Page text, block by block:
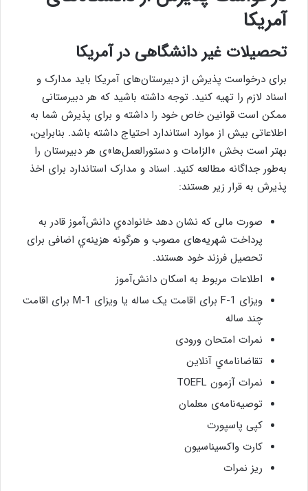
آمریکا
تحصيلات غير دانشگاهی در آمریکا
برای درخواست پذیرش از دبیرستان‌‌های آمریکا باید مدارک و
اسناد لازم را تهیه کنید. توجه داشته باشید که هر دبیرستانی
ممکن است قوانین خاص خود را داشته و برای پذیرش شما به
اطلاعاتی بیش از موارد استاندارد احتیاج داشته باشد. بنابراین،
بهتر است بخش «الزامات و دستورالعمل‌ها»ی هر دبیرستان را
به‌طور جداگانه مطالعه کنید. اسناد و مدارک استاندارد برای اخذ
پذیرش به قرار زیر هستند:
صورت مالی که نشان دهد خانواده‌ي دانش‌آموز قادر به
پرداخت شهریه‌های مصوب و هرگونه هزینه‌ي اضافی برای
تحصیل فرزند خود هستند.
اطلاعات مربوط به اسکان دانش‌آموز
ویزای F-1 برای اقامت یک ساله یا ویزای M-1 برای اقامت
چند ساله
نمرات امتحان ورودی
تقاضانامه‌ي آنلاین
نمرات آزمون TOEFL
توصیه‌نامه‌ی معلمان
کپی پاسپورت
کارت واکسیناسیون
ریز نمرات